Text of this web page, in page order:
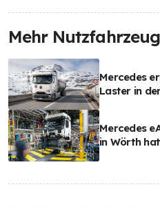
Mehr
Mercedes
Laster in
Mercedes
in Wörth